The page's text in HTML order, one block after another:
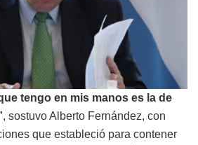
tengo en mis manos es la de
, sostuvo Alberto Fernández, con
que estableció para contener